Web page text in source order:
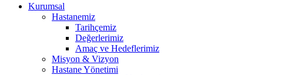
Kurumsal
Hastanemiz
Tarihçemiz
Değerlerimiz
Amaç ve Hedeflerimiz
Misyon & Vizyon
Hastane Yönetimi